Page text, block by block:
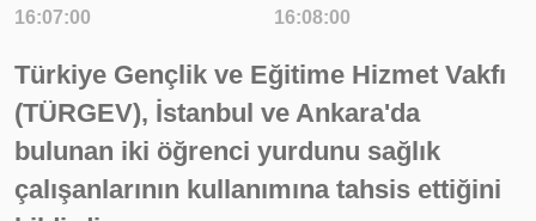
16:07:00
16:08:00
Türkiye Gençlik ve Eğitime Hizmet Vakfı
(TÜRGEV), İstanbul ve Ankara'da
bulunan iki öğrenci yurdunu sağlık
çalışanlarının kullanımına tahsis ettiğini